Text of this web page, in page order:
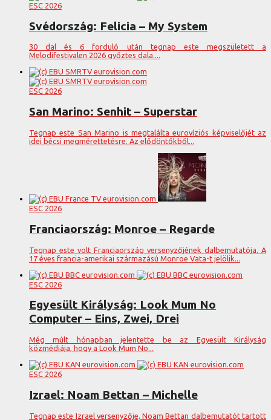
ESC 2026
Svédország: Felicia – My System
30 dal és 6 forduló után tegnap este megszületett a
Melodifestivalen 2026 győztes dala....
ESC 2026
San Marino: Senhit – Superstar
Tegnap este San Marino is megtalálta eurovíziós képviselőjét az
idei bécsi megmérettetésre. Az elődöntőkből...
ESC 2026
Franciaország: Monroe – Regarde
Tegnap este volt Franciaország versenyzőjének dalbemutatója. A
17 éves francia-amerikai származású Monroe Vata-t jelölik...
ESC 2026
Egyesült Királyság: Look Mum No
Computer – Eins, Zwei, Drei
Még múlt hónapban jelentette be az Egyesült Királyság
közmédiája, hogy a Look Mum No...
ESC 2026
Izrael: Noam Bettan – Michelle
Tegnap este Izrael versenyzője, Noam Bettan dalbemutatót tartott